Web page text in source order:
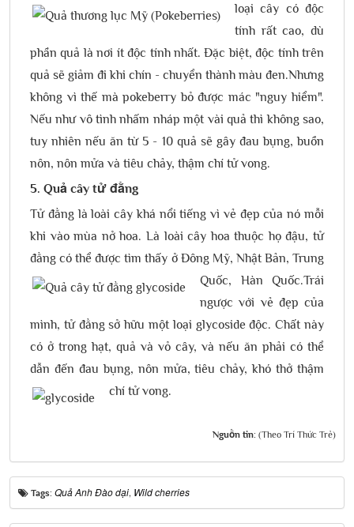
loại cây có độc
tính rất cao, dù
phần quả là nơi ít độc tính nhất. Đặc biệt, độc tính trên
quả sẽ giảm đi khi chín - chuyển thành màu đen.Nhưng
không vì thế mà pokeberry bỏ được mác "nguy hiểm".
Nếu như vô tình nhấm nháp một vài quả thì không sao,
tuy nhiên nếu ăn từ 5 - 10 quả sẽ gây đau bụng, buồn
nôn, nôn mửa và tiêu chảy, thậm chí tử vong.
5. Quả cây tử đằng
Tử đằng là loài cây khá nổi tiếng vì vẻ đẹp của nó mỗi
khi vào mùa nở hoa. Là loài cây hoa thuộc họ đậu, tử
đằng có thể được tìm thấy ở Đông Mỹ, Nhật Bản, Trung
Quốc, Hàn Quốc.Trái
ngược với vẻ đẹp của
mình, tử đằng sở hữu một loại glycoside độc. Chất này
có ở trong hạt, quả và vỏ cây, và nếu ăn phải có thể
dẫn đến đau bụng, nôn mửa, tiêu chảy, khó thở thậm
chí tử vong.
Nguồn tin: (Theo Trí Thức Trẻ)
Tags: Quả Anh Đào dại, Wild cherries